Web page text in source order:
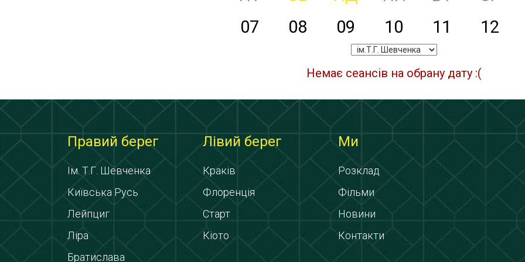
07
08 09 10 11 12
Немає сеансів на обрану дату :(
Правий берег
Ім. Т.Г. Шевченка
Київська Русь
Лейпциг
Ліра
Братислава
Лівий берег
Краків
Флоренція
Старт
Кіото
Ми
Розклад
Фільми
Новини
Контакти